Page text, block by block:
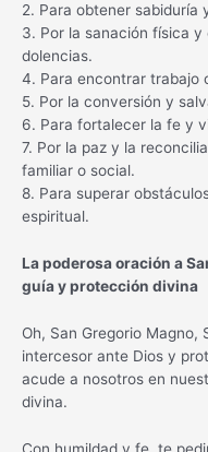
2. Para obtener sabiduría
3. Por la sanación física
dolencias.
4. Para encontrar trabajo
5. Por la conversión y
6. Para fortalecer la fe y
7. Por la paz y la
familiar o social.
8. Para superar
espiritual.
La poderosa oración a
guía y protección divina
Oh, San Gregorio Magno,
intercesor ante Dios y
acude a nosotros en
divina.